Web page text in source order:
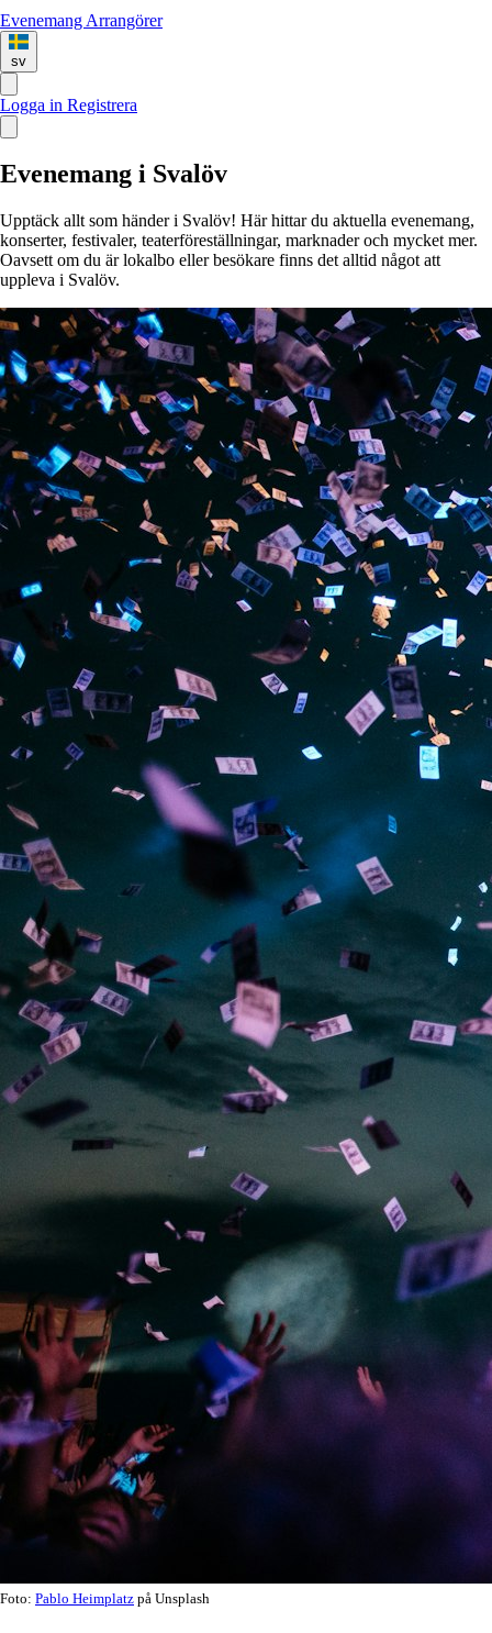
Evenemang Arrangörer
sv
Logga in Registrera
Evenemang i Svalöv
Upptäck allt som händer i Svalöv! Här hittar du aktuella evenemang,
konserter, festivaler, teaterföreställningar, marknader och mycket mer.
Oavsett om du är lokalbo eller besökare finns det alltid något att
uppleva i Svalöv.
Foto: Pablo Heimplatz på Unsplash